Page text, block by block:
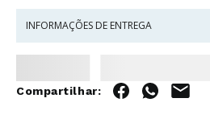
INFORMAÇÕES DE ENTREGA